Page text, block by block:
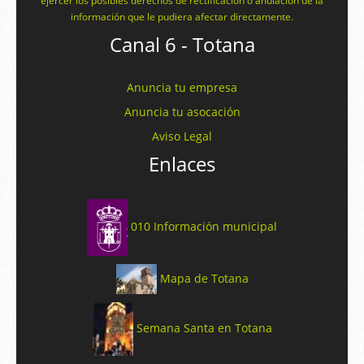
información que le pudiera afectar directamente.
Canal 6 - Totana
Anuncia tu empresa
Anuncia tu asocación
Aviso Legal
Enlaces
010 Información municipal
Mapa de Totana
Semana Santa en Totana